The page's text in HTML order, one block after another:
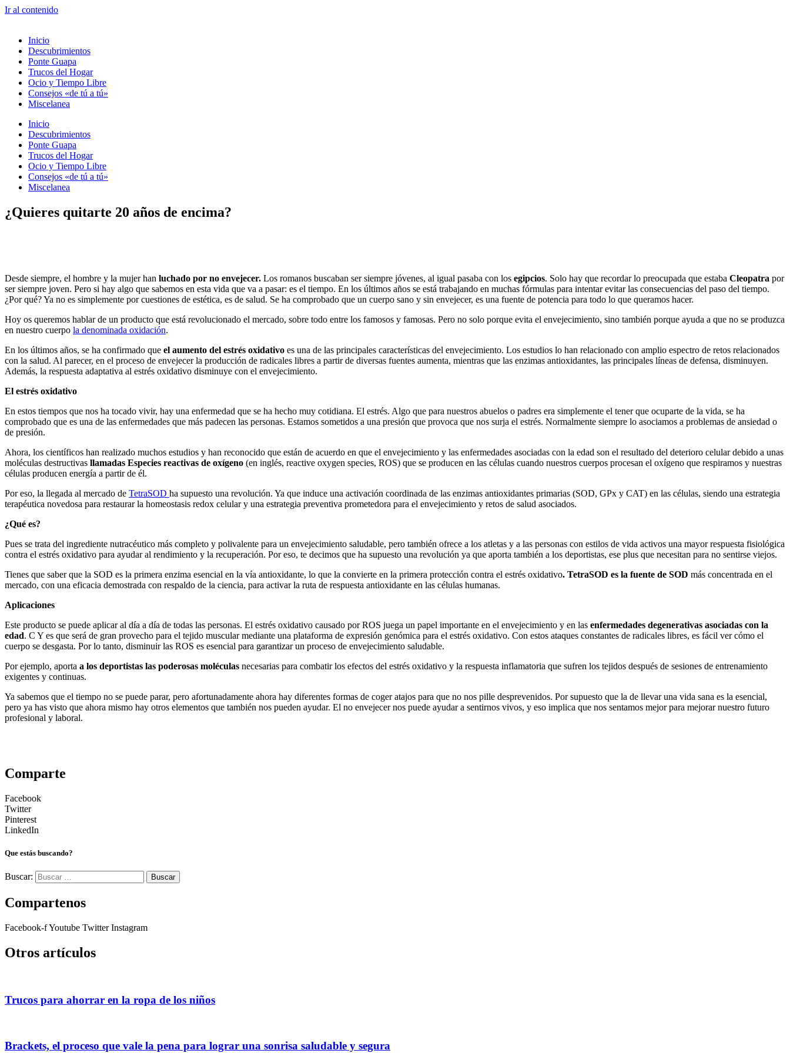
Ir al contenido
Inicio
Descubrimientos
Ponte Guapa
Trucos del Hogar
Ocio y Tiempo Libre
Consejos «de tú a tú»
Miscelanea
Inicio
Descubrimientos
Ponte Guapa
Trucos del Hogar
Ocio y Tiempo Libre
Consejos «de tú a tú»
Miscelanea
¿Quieres quitarte 20 años de encima?
Desde siempre, el hombre y la mujer han luchado por no envejecer. Los romanos buscaban ser siempre jóvenes, al igual pasaba con los egipcios. Solo hay que recordar lo preocupada que estaba Cleopatra por
ser siempre joven. Pero si hay algo que sabemos en esta vida que va a pasar: es el tiempo. En los últimos años se está trabajando en muchas fórmulas para intentar evitar las consecuencias del paso del tiempo.
¿Por qué? Ya no es simplemente por cuestiones de estética, es de salud. Se ha comprobado que un cuerpo sano y sin envejecer, es una fuente de potencia para todo lo que queramos hacer.
Hoy os queremos hablar de un producto que está revolucionado el mercado, sobre todo entre los famosos y famosas. Pero no solo porque evita el envejecimiento, sino también porque ayuda a que no se produzca
en nuestro cuerpo la denominada oxidación.
En los últimos años, se ha confirmado que el aumento del estrés oxidativo es una de las principales características del envejecimiento. Los estudios lo han relacionado con amplio espectro de retos relacionados
con la salud. Al parecer, en el proceso de envejecer la producción de radicales libres a partir de diversas fuentes aumenta, mientras que las enzimas antioxidantes, las principales líneas de defensa, disminuyen.
Además, la respuesta adaptativa al estrés oxidativo disminuye con el envejecimiento.
El estrés oxidativo
En estos tiempos que nos ha tocado vivir, hay una enfermedad que se ha hecho muy cotidiana. El estrés. Algo que para nuestros abuelos o padres era simplemente el tener que ocuparte de la vida, se ha
comprobado que es una de las enfermedades que más padecen las personas. Estamos sometidos a una presión que provoca que nos surja el estrés. Normalmente siempre lo asociamos a problemas de ansiedad o
de presión.
Ahora, los científicos han realizado muchos estudios y han reconocido que están de acuerdo en que el envejecimiento y las enfermedades asociadas con la edad son el resultado del deterioro celular debido a unas
moléculas destructivas llamadas Especies reactivas de oxígeno (en inglés, reactive oxygen species, ROS) que se producen en las células cuando nuestros cuerpos procesan el oxígeno que respiramos y nuestras
células producen energía a partir de él.
Por eso, la llegada al mercado de TetraSOD ha supuesto una revolución. Ya que induce una activación coordinada de las enzimas antioxidantes primarias (SOD, GPx y CAT) en las células, siendo una estrategia
terapéutica novedosa para restaurar la homeostasis redox celular y una estrategia preventiva prometedora para el envejecimiento y retos de salud asociados.
¿Qué es?
Pues se trata del ingrediente nutracéutico más completo y polivalente para un envejecimiento saludable, pero también ofrece a los atletas y a las personas con estilos de vida activos una mayor respuesta fisiológica
contra el estrés oxidativo para ayudar al rendimiento y la recuperación. Por eso, te decimos que ha supuesto una revolución ya que aporta también a los deportistas, ese plus que necesitan para no sentirse viejos.
Tienes que saber que la SOD es la primera enzima esencial en la vía antioxidante, lo que la convierte en la primera protección contra el estrés oxidativo. TetraSOD es la fuente de SOD más concentrada en el
mercado, con una eficacia demostrada con respaldo de la ciencia, para activar la ruta de respuesta antioxidante en las células humanas.
Aplicaciones
Este producto se puede aplicar al día a día de todas las personas. El estrés oxidativo causado por ROS juega un papel importante en el envejecimiento y en las enfermedades degenerativas asociadas con la
edad. C Y es que será de gran provecho para el tejido muscular mediante una plataforma de expresión genómica para el estrés oxidativo. Con estos ataques constantes de radicales libres, es fácil ver cómo el
cuerpo se desgasta. Por lo tanto, disminuir las ROS es esencial para garantizar un proceso de envejecimiento saludable.
Por ejemplo, aporta a los deportistas las poderosas moléculas necesarias para combatir los efectos del estrés oxidativo y la respuesta inflamatoria que sufren los tejidos después de sesiones de entrenamiento
exigentes y continuas.
Ya sabemos que el tiempo no se puede parar, pero afortunadamente ahora hay diferentes formas de coger atajos para que no nos pille desprevenidos. Por supuesto que la de llevar una vida sana es la esencial,
pero ya has visto que ahora mismo hay otros elementos que también nos pueden ayudar. El no envejecer nos puede ayudar a sentirnos vivos, y eso implica que nos sentamos mejor para mejorar nuestro futuro
profesional y laboral.
Comparte
Facebook
Twitter
Pinterest
LinkedIn
Que estás buscando?
Buscar:
Compartenos
Facebook-fYoutube Twitter Instagram
Otros artículos
Trucos para ahorrar en la ropa de los niños
Brackets, el proceso que vale la pena para lograr una sonrisa saludable y segura